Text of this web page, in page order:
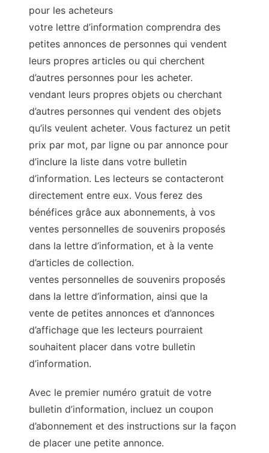
pour les acheteurs
votre lettre d’information comprendra des
petites annonces de personnes qui vendent
leurs propres articles ou qui cherchent
d’autres personnes pour les acheter.
vendant leurs propres objets ou cherchant
d’autres personnes qui vendent des objets
qu’ils veulent acheter. Vous facturez un petit
prix par mot, par ligne ou par annonce pour
d’inclure la liste dans votre bulletin
d’information. Les lecteurs se contacteront
directement entre eux. Vous ferez des
bénéfices grâce aux abonnements, à vos
ventes personnelles de souvenirs proposés
dans la lettre d’information, et à la vente
d’articles de collection.
ventes personnelles de souvenirs proposés
dans la lettre d’information, ainsi que la
vente de petites annonces et d’annonces
d’affichage que les lecteurs pourraient
souhaitent placer dans votre bulletin
d’information.
Avec le premier numéro gratuit de votre
bulletin d’information, incluez un coupon
d’abonnement et des instructions sur la façon
de placer une petite annonce.